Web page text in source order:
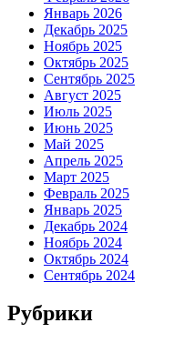
Январь 2026
Декабрь 2025
Ноябрь 2025
Октябрь 2025
Сентябрь 2025
Август 2025
Июль 2025
Июнь 2025
Май 2025
Апрель 2025
Март 2025
Февраль 2025
Январь 2025
Декабрь 2024
Ноябрь 2024
Октябрь 2024
Сентябрь 2024
Рубрики